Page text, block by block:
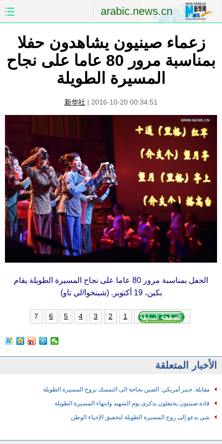
arabic.news.cn
الصين الصفحة الأولى
الشرق الأوسط العالم
العلوم والصحة الثقافة والتعليم
مؤتمر صحفى للخارجية
زعماء صينيون يشاهدون حفلا
بمناسبة مرور 80 عاما على نجاح
المسيرة الطويلة
新华社 | 2016-10-20 00:34:51
الحفل بمناسبة مرور 80 عاما على نجاح المسيرة الطويلة يقام
بكين، 19 أكتوبر. (شينخوا/لي تاو)
1
2
3
4
5
6
7
الأخبار المتعلقة
مقابلة: خبير أمريكي: الصين بحاجة الى التمسك بروح المسيرة الطويلة
قادة صينيون يحتفلون بذكرى يوم الشهيد وانتهاء المسيرة الطويلة
شي يدعو إلى روح المسيرة الطويلة لتحقيق الإحياء الوطن